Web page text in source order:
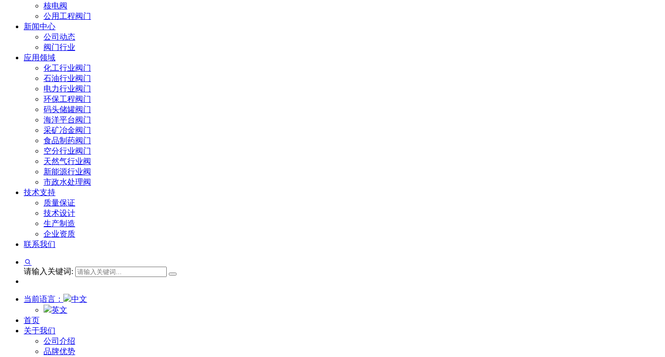
核电阀
公用工程阀门
新闻中心
公司动态
阀门行业
应用领域
化工行业阀门
石油行业阀门
电力行业阀门
环保工程阀门
码头储罐阀门
海洋平台阀门
采矿冶金阀门
食品制药阀门
空分行业阀门
天然气行业阀
新能源行业阀
市政水处理阀
技术支持
质量保证
技术设计
生产制造
企业资质
联系我们
请输入关键词:
当前语言：
中文
英文
首页
关于我们
公司介绍
品牌优势